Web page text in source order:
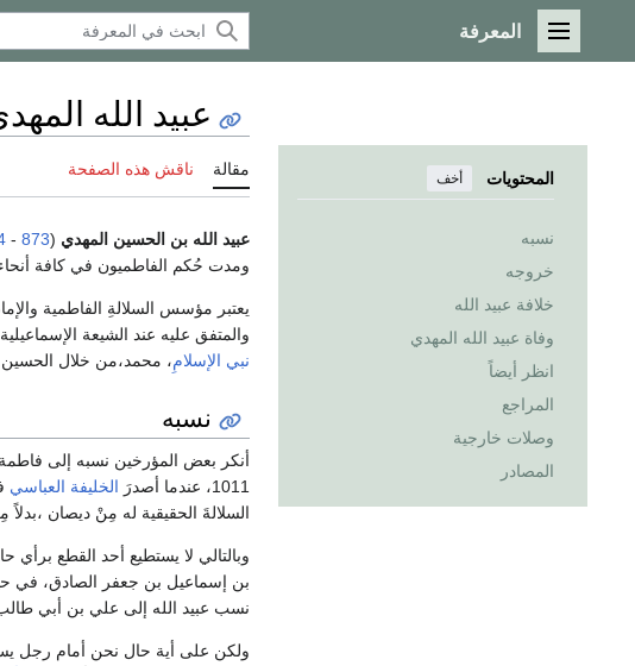
القائمة الرئيسية
المعرفة
المحتويات أخف
نسبه
خروجه
خلافة عبيد الله
وفاة عبيد الله المهدي
انظر أيضاً
المراجع
وصلات خارجية
المصادر
عبيد الله
مقالة ناقش هذه الصفحة
عبيد الله بن الحسين المهدي (
873
-
ومدت حُكم الفاطميون في كافة
يعتبر مؤسس السلالةِ الفاطمية
والمتفق عليه عند الشيعة
نبي الإسلامِ، محمد،من خلال
نسبه
أنكر بعض المؤرخين نسبه إلى فاطمة
1011، عندما أصدرَ
الخليفة العباسي
السلالةَ الحقيقية له مِنْ ديصان
وبالتالي لا يستطيع أحد القطع
بن إسماعيل بن جعفر الصادق، في
نسب عبيد الله إلى علي بن أبي
ولكن على أية حال نحن أمام رجل